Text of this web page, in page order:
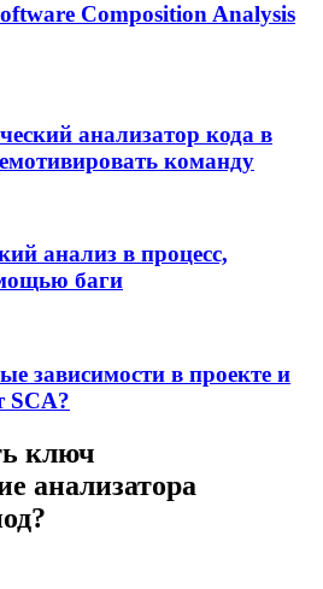
Composition Analysis
анализатор кода в
команду
анализ в процесс,
баги
зависимости в проекте и
SCA?
ключ
анализатора